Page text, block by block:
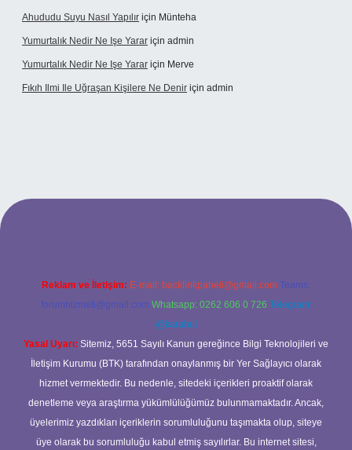
Ahududu Suyu Nasıl Yapılır için Münteha
Yumurtalık Nedir Ne Işe Yarar için admin
Yumurtalık Nedir Ne Işe Yarar için Merve
Fıkıh Ilmi Ile Uğraşan Kişilere Ne Denir için admin
Reklam ve İletişim: E-mail: backlinkpaneli@gmail.com Teams:
forumhizmeti@gmail.com Whatsapp: 0262 606 0 726 Telegram:
@karabul
Yasal Uyarı: Sitemiz, 5651 Sayılı Kanun gereğince Bilgi Teknolojileri ve
İletişim Kurumu (BTK) tarafından onaylanmış bir Yer Sağlayıcı olarak
hizmet vermektedir. Bu nedenle, sitedeki içerikleri proaktif olarak
denetleme veya araştırma yükümlülüğümüz bulunmamaktadır. Ancak,
üyelerimiz yazdıkları içeriklerin sorumluluğunu taşımakta olup, siteye
üye olarak bu sorumluluğu kabul etmiş sayılırlar. Bu internet sitesi,